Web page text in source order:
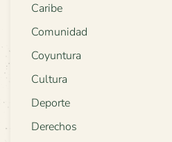
Caribe
Comunidad
Coyuntura
Cultura
Deporte
Derechos